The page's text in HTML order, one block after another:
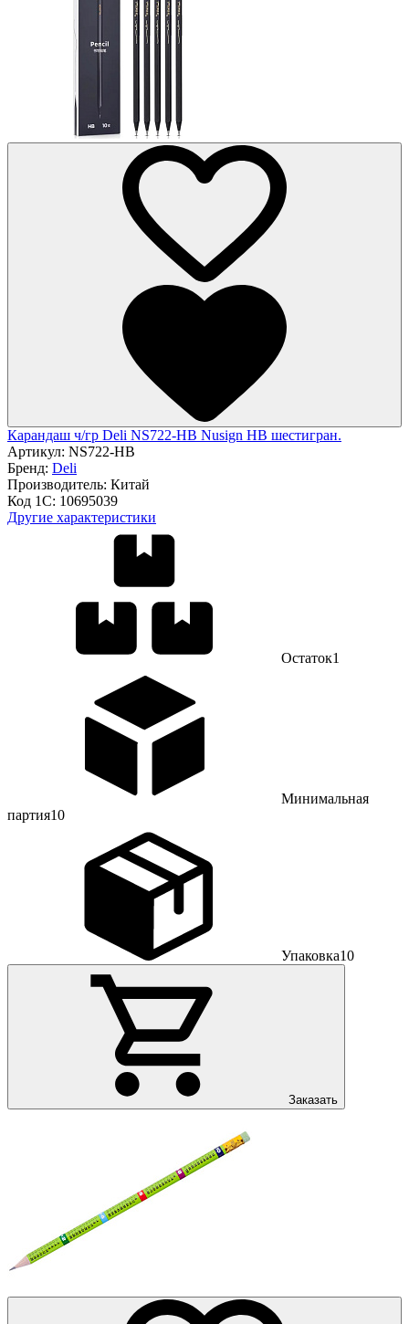
Карандаш ч/гр Deli NS722-HB Nusign HB шестигран.
Артикул: NS722-HB
Бренд: Deli
Производитель: Китай
Код 1С: 10695039
Другие характеристики
Остаток1
Минимальная
партия10
Упаковка10
Заказать